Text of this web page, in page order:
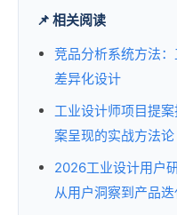
📌 相关阅读
竞品分析系统方法
差异化设计
工业设计师项目提
案呈现的实战方法论
2026工业设计用户
从用户洞察到产品